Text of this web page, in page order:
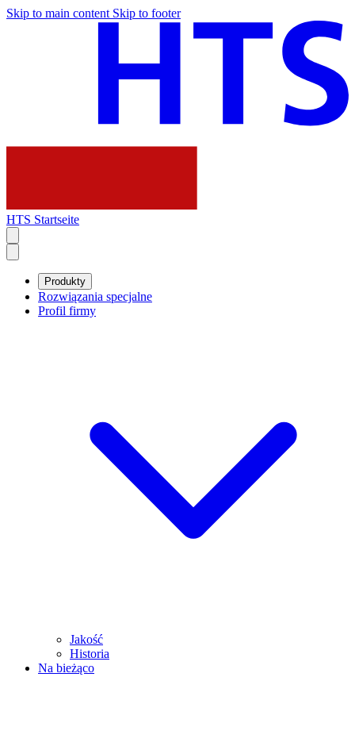
Skip to main content Skip to footer
HTS Startseite
Produkty
Rozwiązania specjalne
Profil firmy
Jakość
Historia
Na bieżąco